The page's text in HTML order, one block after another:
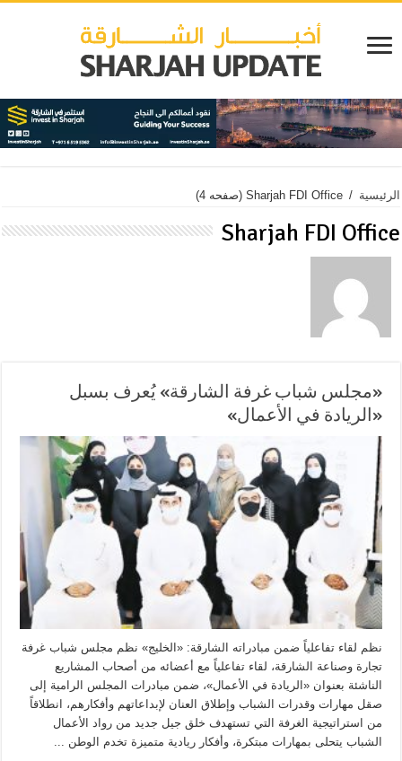
الرئيسية /
Sharjah FDI Office (صفحه 4)
Sharjah FDI Office
«مجلس شباب غرفة الشارقة» يُعرف بسبل
«الريادة في الأعمال»
نظم لقاء تفاعلياً ضمن مبادراته الشارقة: «الخليج» نظم مجلس شباب غرفة
تجارة وصناعة الشارقة، لقاء تفاعلياً مع أعضائه من أصحاب المشاريع
الناشئة بعنوان «الريادة في الأعمال»، ضمن مبادرات المجلس الرامية إلى
صقل مهارات وقدرات الشباب وإطلاق العنان لإبداعاتهم وأفكارهم، انطلاقاً
من استراتيجية الغرفة التي تستهدف خلق جيل جديد من رواد الأعمال
الشباب يتحلى بمهارات مبتكرة، وأفكار ريادية متميزة تخدم الوطن ...